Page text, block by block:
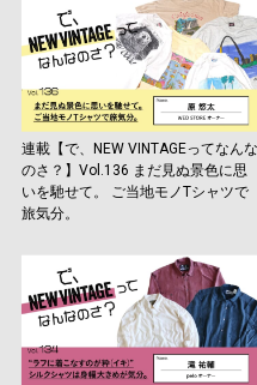
連載【で、NEW VINTAGEってなんな
のさ？】Vol.136 まだ見ぬ景色に思
いを馳せて。 ご当地モノTシャツで
旅気分。